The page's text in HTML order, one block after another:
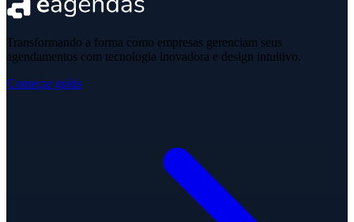
Transformando a forma como empresas gerenciam seus
agendamentos com tecnologia inovadora e design intuitivo.
Começar grátis